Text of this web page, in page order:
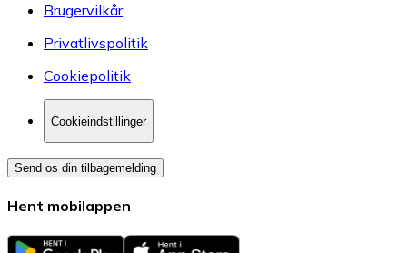
Brugervilkår
Privatlivspolitik
Cookiepolitik
Cookieindstillinger
Send os din tilbagemelding
Hent mobilappen